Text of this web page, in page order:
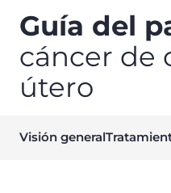
Guía del
cáncer de
útero
Visión general